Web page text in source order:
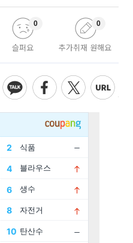
슬퍼요
0
추가취재 원해요
0